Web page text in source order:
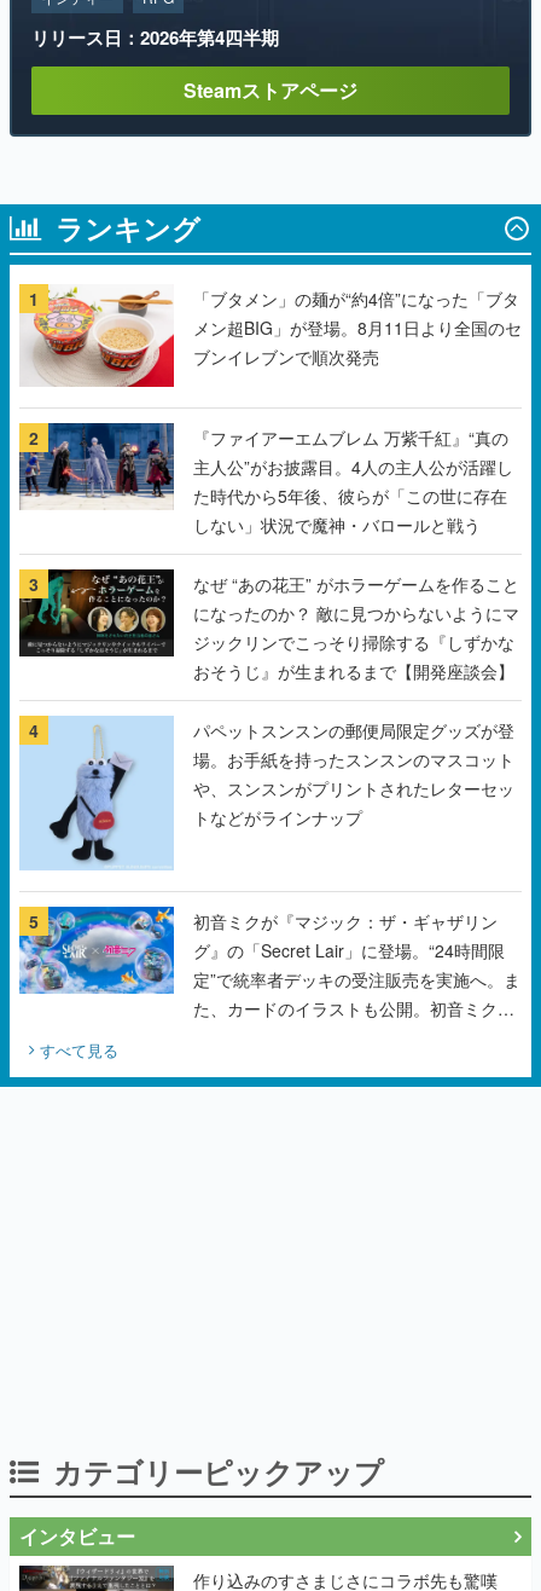
ランキング
1
「ブタメン」の麺が“約4倍”になった「ブタ
メン超BIG」が登場。8月11日より全国のセ
ブンイレブンで順次発売
2
『ファイアーエムブレム 万紫千紅』“真の
た時代から5年後、彼らが「この世に存在
しない」状況で魔神・バロールと戦う
3
なぜ “あの花王” がホラーゲームを作ること
になったのか？ 敵に見つからないようにマ
ジックリンでこっそり掃除する『しずかな
おそうじ』が生まれるまで【開発座談会】
4
パペットスンスンの郵便局限定グッズが登
場。お手紙を持ったスンスンのマスコット
や、スンスンがプリントされたレターセッ
トなどがラインナップ
初音ミクが『マジック：ザ・ギャザリン
定”で統率者デッキの受注販売を実施へ。ま
た、カードのイラストも公開。初音ミクの
オリジナルデザイナーKEI氏をはじめ、さ
いとうなおき氏、八三氏も参加
すべて見る
作り込みのすさまじさにコラボ先も驚嘆
──『Wizardry Variants Daphne』
もキャラも武器も戦闘システムもワンオフ